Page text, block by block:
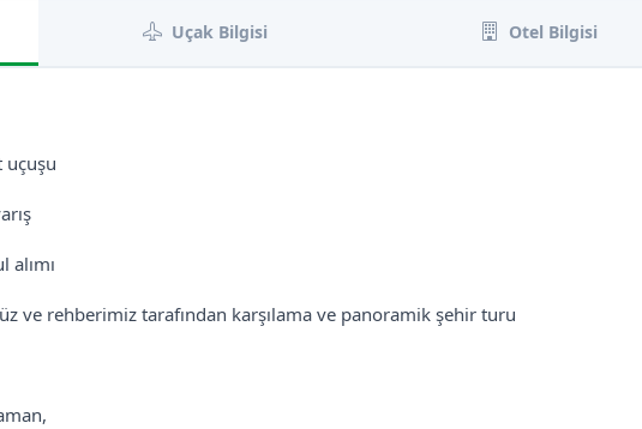
Uçak Bilgisi Otel Bilgisi
uçuşu
ve rehberimiz tarafından karşılama ve panoramik şehir turu